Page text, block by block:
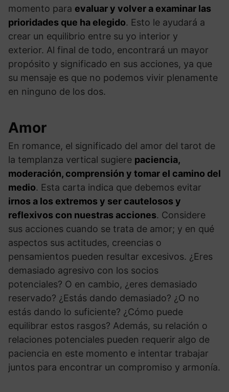
momento para evaluar y volver a examinar las
prioridades que ha elegido. Esto le ayudará a
crear un equilibrio entre su yo interior y
exterior. Al final de todo, encontrará un mayor
propósito y significado en sus acciones, ya que
su mensaje es que no podemos vivir plenamente
en ninguno de los dos.
Amor
En romance, el significado del amor del tarot de
la templanza vertical sugiere paciencia,
moderación, comprensión y tomar el camino del
medio. Esta carta indica que debemos evitar
irnos a los extremos y ser cautelosos y
reflexivos con nuestras acciones. Considere
sus acciones cuando se trata de amor; y en qué
aspectos sus actitudes, creencias o
pensamientos pueden resultar excesivos. ¿Eres
demasiado agresivo con los socios
potenciales? O en cambio, ¿eres demasiado
reservado? ¿Estás dando demasiado? ¿O no
estás dando lo suficiente? ¿Cómo puede
equilibrar estos rasgos? Además, su relación o
relaciones potenciales pueden requerir algo de
paciencia en este momento e intentar trabajar
juntos para encontrar un compromiso y armonía.